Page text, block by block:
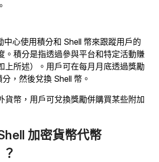
中心使用積分和 Shell 幣來跟蹤用戶的
。積分是指透過參與平台和特定活動賺
上所述）。用戶可在每月月底透過獎勵
，然後兌換 Shell 幣。
貨幣，用戶可兌換獎勵併購買某些附加
加密貨幣代幣